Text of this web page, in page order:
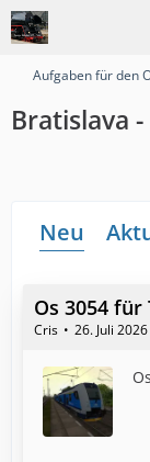
Aufgaben für den
Bratislava
Neu
Os 3054 für
Cris 26. Juli